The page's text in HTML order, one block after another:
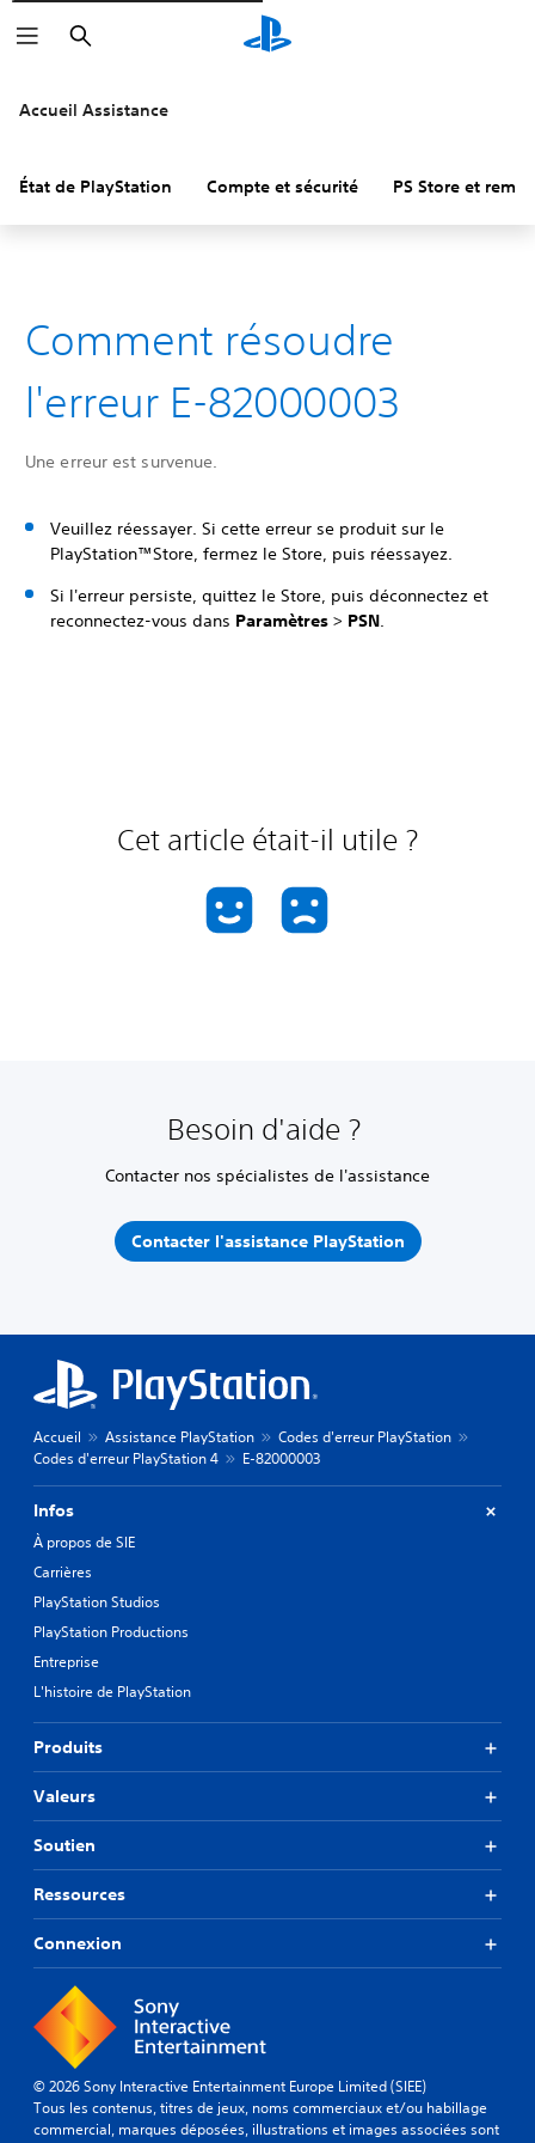
Rechercher
Accueil Assistance
État de PlayStation Compte et sécurité PS Store et
Comment résoudre
l'erreur E-82000003
Une erreur est survenue.
Veuillez réessayer. Si cette erreur se produit sur le
PlayStation™Store, fermez le Store, puis réessayez.
Si l'erreur persiste, quittez le Store, puis déconnectez et
reconnectez-vous dans Paramètres > PSN.
Cet article était-il utile ?
Besoin d'aide ?
Contacter nos spécialistes de l'assistance
Contacter l'assistance PlayStation
Accueil Assistance PlayStation
Codes d'erreur PlayStation
Codes d'erreur PlayStation 4
E-82000003
Infos
À propos de SIE
Carrières
PlayStation Studios
PlayStation Productions
Entreprise
L'histoire de PlayStation
Produits
Valeurs
Soutien
Ressources
Connexion
© 2026 Sony Interactive Entertainment Europe Limited (SIEE)
Tous les contenus, titres de jeux, noms commerciaux et/ou habillage
commercial, marques déposées, illustrations et images associées sont